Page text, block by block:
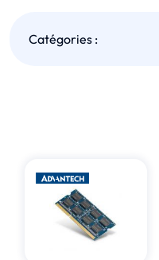
Catégories :